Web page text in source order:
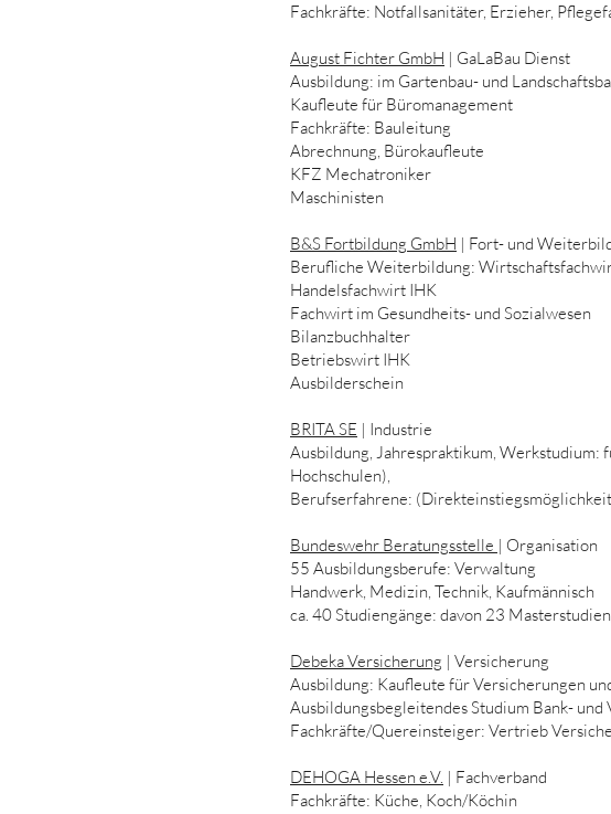
Fachkräfte: Notfallsanitäter, Erzieher,
August Fichter GmbH | GaLaBau Dienst
Ausbildung: im Gartenbau- und
Kaufleute für Büromanagement
Fachkräfte: Bauleitung
Abrechnung, Bürokaufleute
KFZ Mechatroniker
Maschinisten
B&S Fortbildung GmbH | Fort- und
Berufliche Weiterbildung:
Handelsfachwirt IHK
Fachwirt im Gesundheits- und Sozialwesen
Bilanzbuchhalter
Betriebswirt IHK
Ausbilderschein
BRITA SE | Industrie
Ausbildung, Jahrespraktikum, Werkstudium:
Hochschulen),
Berufserfahrene:
Bundeswehr Beratungsstelle | Organisation
55 Ausbildungsberufe: Verwaltung
Handwerk, Medizin, Technik, Kaufmännisch
ca. 40 Studiengänge: davon 23
Debeka Versicherung | Versicherung
Ausbildung: Kaufleute für Versicherungen
Ausbildungsbegleitendes Studium Bank- und
Fachkräfte/Quereinsteiger: Vertrieb
DEHOGA Hessen e.V. | Fachverband
Fachkräfte: Küche, Koch/Köchin